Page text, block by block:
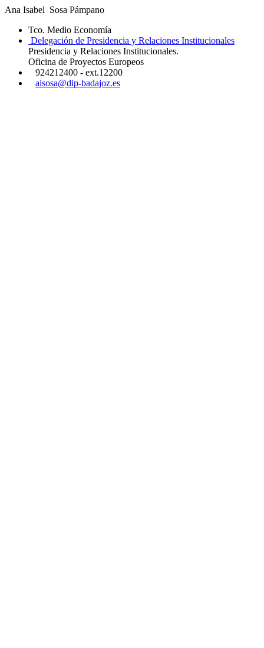
Ana Isabel Sosa Pámpano
Tco. Medio Economía
Delegación de Presidencia y Relaciones Institucionales
Presidencia y Relaciones Institucionales.
Oficina de Proyectos Europeos
924212400 - ext.12200
aisosa@dip-badajoz.es